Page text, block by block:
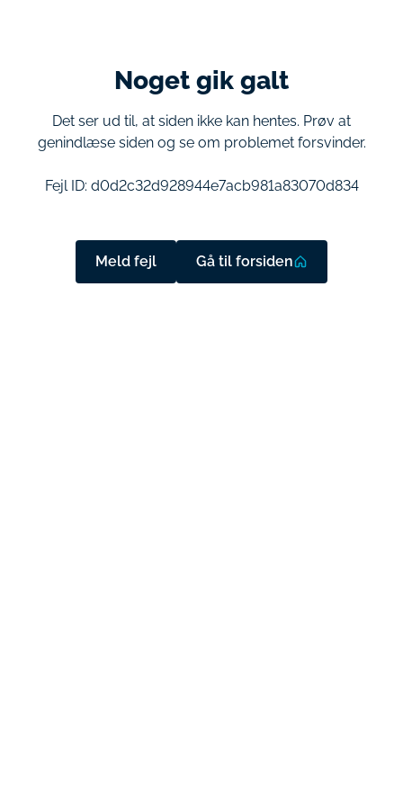
Noget gik galt
Det ser ud til, at siden ikke kan hentes. Prøv at
genindlæse siden og se om problemet forsvinder.
Fejl ID: d0d2c32d928944e7acb981a83070d834
Meld fejl Gå til forsiden